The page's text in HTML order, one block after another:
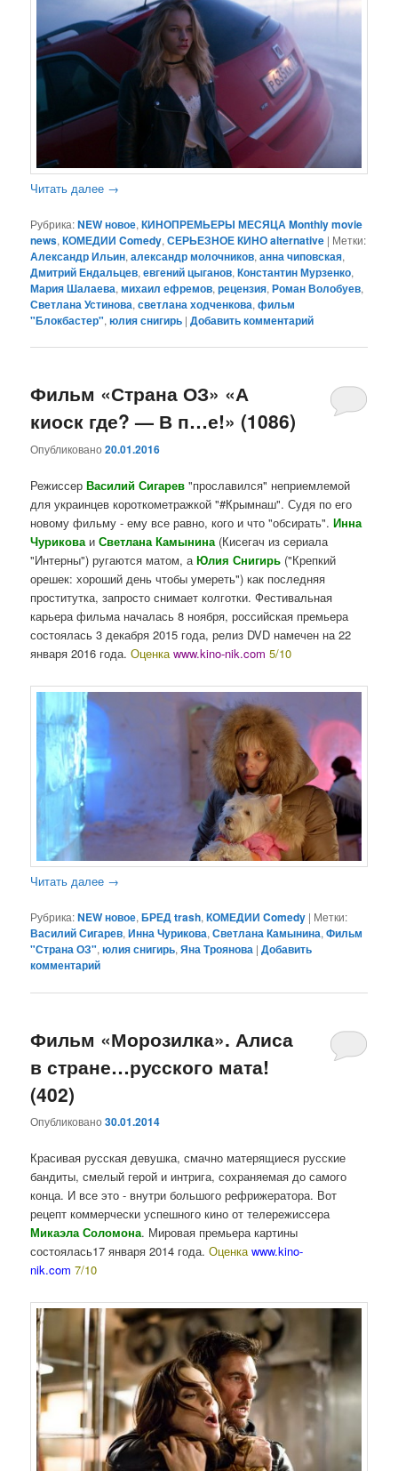
Читать далее →
Рубрика:NEW новое,КИНОПРЕМЬЕРЫ МЕСЯЦА Monthly movie
news,КОМЕДИИ Comedy,СЕРЬЕЗНОЕ КИНО alternative | Метки:
Александр Ильин,александр молочников,анна чиповская,
Дмитрий Ендальцев,евгений цыганов,Константин Мурзенко,
Мария Шалаева,михаил ефремов,рецензия,Роман Волобуев,
Светлана Устинова,светлана ходченкова,фильм
"Блокбастер",юлия снигирь |Добавить комментарий
Фильм «Страна ОЗ» «А
киоск где? — В п…е!» (1086)
Опубликовано20.01.2016
РежиссерВасилий Сигарев"прославился" неприемлемой
для украинцев короткометражкой "#Крымнаш". Судя по его
новому фильму - ему все равно, кого и что "обсирать".Инна
Чурикова и Светлана Камынина (Кисегач из сериала
"Интерны") ругаются матом, аЮлия Снигирь ("Крепкий
орешек: хороший день чтобы умереть") как последняя
проститутка, запросто снимает колготки. Фестивальная
карьера фильма началась 8 ноября, российская премьера
состоялась 3 декабря 2015 года, релиз DVD намечен на 22
января 2016 года.Оценкаwww.kino-nik.com5/10
Читать далее →
Рубрика:NEW новое,БРЕД trash,КОМЕДИИ Comedy | Метки:
Василий Сигарев,Инна Чурикова,Светлана Камынина,Фильм
"Страна ОЗ",юлия снигирь,Яна Троянова |Добавить
комментарий
Фильм «Морозилка». Алиса
в стране…русского мата!
(402)
Опубликовано30.01.2014
Красивая русская девушка, смачно матерящиеся русские
бандиты, смелый герой и интрига, сохраняемая до самого
конца. И все это - внутри большого рефрижератора. Вот
рецепт коммерчески успешного кино от телережиссера
Микаэла Соломона. Мировая премьера картины
состоялась17 января 2014 года.Оценка www.kino-
nik.com7/10